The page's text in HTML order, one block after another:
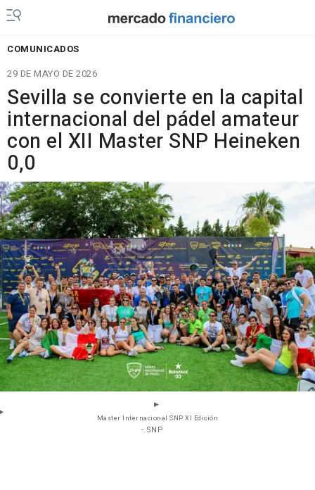
COMUNICADOS
29 DE MAYO DE 2026
Sevilla se convierte en la capital
internacional del pádel amateur
con el XII Master SNP Heineken
0,0
Master Internacional SNP XI Edición
- SNP